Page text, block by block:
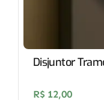
Disjuntor
R$ 12,00